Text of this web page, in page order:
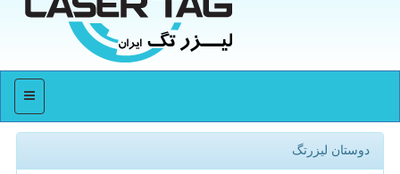
منو
دوستان لیزرتگ